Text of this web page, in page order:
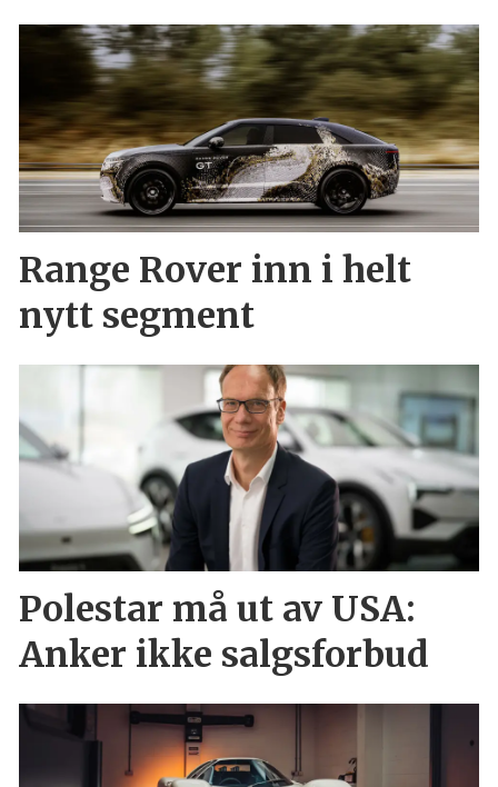
Range Rover inn i helt
nytt segment
Polestar må ut av USA:
Anker ikke salgsforbud